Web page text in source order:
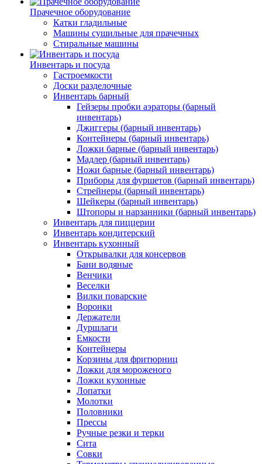
Прачечное оборудование
Катки гладильные
Машины сушильные для прачечных
Стиральные машины
Инвентарь и посуда
Гастроемкости
Доски разделочные
Инвентарь барный
Гейзеры пробки аэраторы (барный
инвентарь)
Джиггеры (барный инвентарь)
Контейнеры (барный инвентарь)
Ложки барные (барный инвентарь)
Мадлер (барный инвентарь)
Ножи барные (барный инвентарь)
Приборы для фуршетов (барный инвентарь)
Стрейнеры (барный инвентарь)
Шейкеры (барный инвентарь)
Штопоры и нарзанники (барный инвентарь)
Инвентарь для пиццерии
Инвентарь кондитерский
Инвентарь кухонный
Открывалки для консервов
Бани водяные
Венчики
Веселки
Вилки поварские
Воронки
Держатели
Дуршлаги
Емкости
Контейнеры
Корзины для фритюрниц
Ложки для мороженого
Ложки кухонные
Лопатки
Молотки
Половники
Прессы
Ручные резки и терки
Сита
Совки